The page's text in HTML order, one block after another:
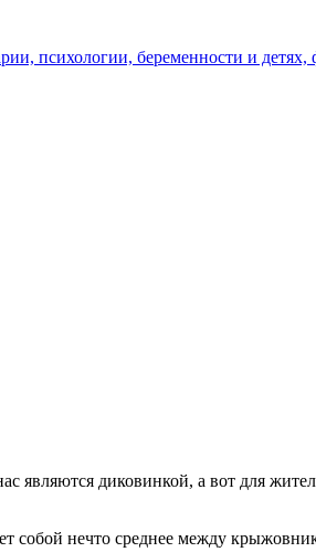
являются диковинкой, а вот для
собой нечто среднее между